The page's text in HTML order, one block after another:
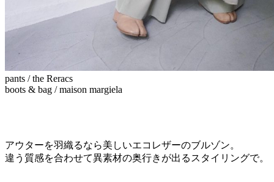
pants / the Reracs
boots & bag / maison margiela
アウターを羽織るなら美しいエコレザーのブルゾン。
違う質感を合わせて異素材の奥行きが出るスタイリングで。